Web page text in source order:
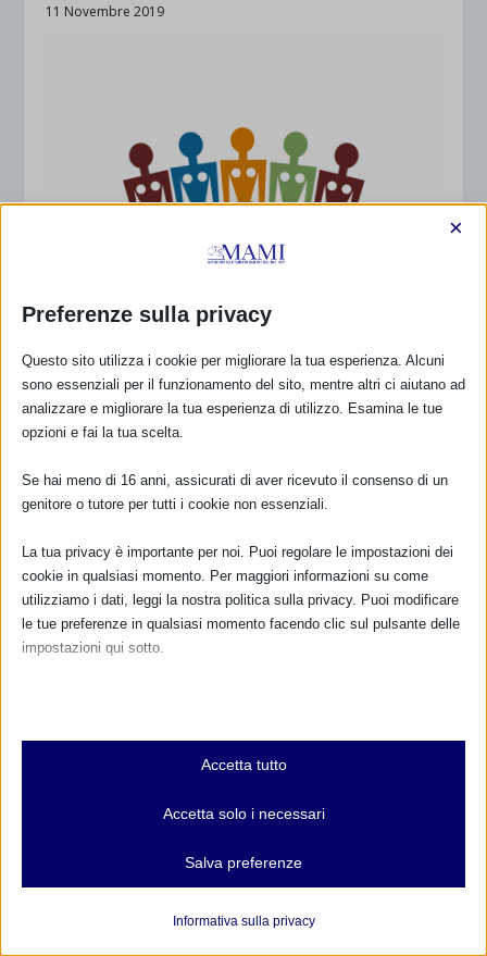
11 Novembre 2019
CALENDARIO EVENTI
Non ci sono eventi
FARMACI IN ALLATTAMENTO E
NUMERO VERDE GRATUITO
800.883300
Preferenze sulla privacy
×
Questo sito utilizza i cookie per migliorare la tua esperienza. Alcuni
sono essenziali per il funzionamento del sito, mentre altri ci aiutano ad
analizzare e migliorare la tua esperienza di utilizzo. Esamina le tue
opzioni e fai la tua scelta.
Se hai meno di 16 anni, assicurati di aver ricevuto il consenso di un
genitore o tutore per tutti i cookie non essenziali.
La tua privacy è importante per noi. Puoi regolare le impostazioni dei
cookie in qualsiasi momento. Per maggiori informazioni su come
utilizziamo i dati, leggi la nostra politica sulla privacy. Puoi modificare
le tue preferenze in qualsiasi momento facendo clic sul pulsante delle
impostazioni qui sotto.
Essenziali
I cookie e i servizi essenziali abilitano le funzioni di base e sono
e servizi non richiedono il consenso dell'utente secondo il GDPR.
Analitici
Accetta tutto
Accetta solo i necessari
Salva preferenze
Informativa sulla privacy